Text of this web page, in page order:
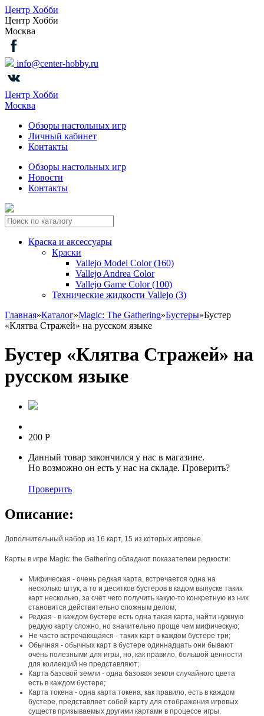
Центр Хобби
Центр Хобби
Москва
info@center-hobby.ru
Центр Хобби
Москва
Обзоры настольных игр
Личный кабинет
Контакты
Обзоры настольных игр
Новости
Контакты
Краска и аксессуары
Краски
Vallejo Model Color (160)
Vallejo Andrea Color
Vallejo Game Color (100)
Технические жидкости Vallejo (3)
Главная»Каталог»Magic: The Gathering»Бустеры»Бустер
«Клятва Стражей» на русском языке
Бустер «Клятва Стражей» на
русском языке
200 Р
Данный товар закончился у нас в магазине.
Но возможно он есть у нас на складе. Проверить?
Проверить
Описание:
Дополнительный набор из 16 карт, 15 из которых игровые.
Карты в игре Magic: the Gathering обладают показателем редкости:
Мифическая - очень редкая карта, встречается одна на
несколько штук, а то и десятков бустеров в кадом выпуске таких
карт несколько, за счёт чего получить какую-то конкретную из них
становится действительно сложным делом;
Редкая - в каждом бустере есть одна такая карта, найти нужную
редкую карту сложно, но значительно проще чем мифическую;
Не часто встречающаяся - таких карт в каждом бустере три;
Обычная - обычных карт в бустере одиннадцать они бывают
очень полезными для игры, но, как правило, большой ценности
для коллекций не представляют;
Карта базовой земли - одна базовая земля случайного цвета
есть в каждом бустере;
Карта токена - одна карта токена, как правило, есть в каждом
бустере, представляет собой карту для отображения игровых
существ призываемых другими картами в процессе игры.